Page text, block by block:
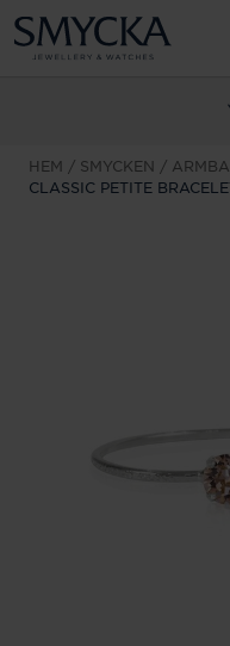
HEM SMYCKEN
CLASSIC PETITE